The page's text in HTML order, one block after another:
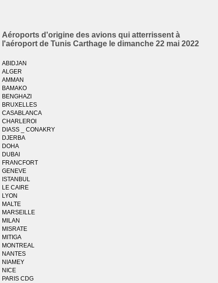
Aéroports d'origine des avions qui atterrissent à
l'aéroport de Tunis Carthage le dimanche 22 mai 2022
ABIDJAN
ALGER
AMMAN
BAMAKO
BENGHAZI
BRUXELLES
CASABLANCA
CHARLEROI
DIASS _ CONAKRY
DJERBA
DOHA
DUBAI
FRANCFORT
GENEVE
ISTANBUL
LE CAIRE
LYON
MALTE
MARSEILLE
MILAN
MISRATE
MITIGA
MONTREAL
NANTES
NIAMEY
NICE
PARIS CDG